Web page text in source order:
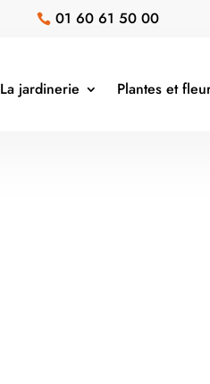
 01 60 61 50 00
La jardinerie Plantes et